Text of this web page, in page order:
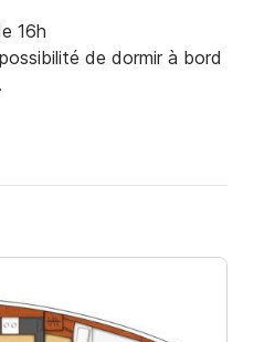
16h
de dormir à bord